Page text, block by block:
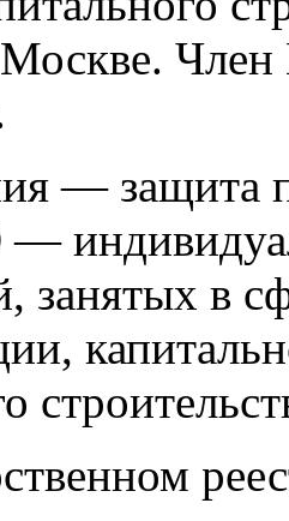
— защита
занятых в